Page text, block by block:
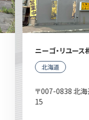
ニーゴ・リユース
北海道
〒007-0838 北
15